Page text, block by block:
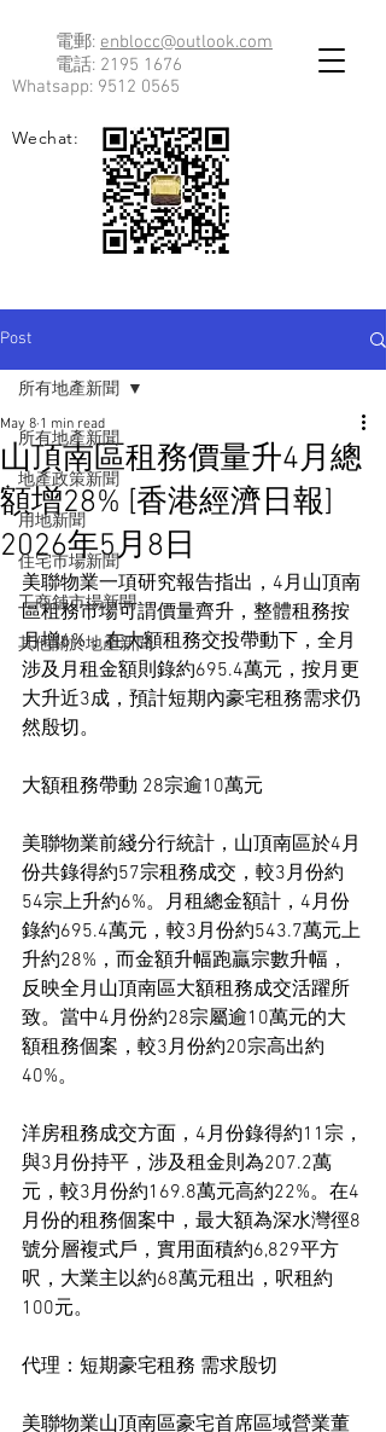
電郵: enblocc@outlook.com
電話: 2195 1676
Whatsapp: 9512 0565
Wechat:
Post
所有地產新聞
地產政策新聞
用地新聞
住宅市場新聞
工商舖市場新聞
其他關於地產新聞
所有地產新聞
山頂南區租務價量升4月總
額增28% [香港經濟日報]
2026年5月8日
May 8 1 min read
美聯物業一項研究報告指出，4月山頂南
區租務市場可謂價量齊升，整體租務按
月增6%，在大額租務交投帶動下，全月
涉及月租金額則錄約695.4萬元，按月更
大升近3成，預計短期內豪宅租務需求仍
然殷切。
大額租務帶動 28宗逾10萬元
美聯物業前綫分行統計，山頂南區於4月
份共錄得約57宗租務成交，較3月份約
54宗上升約6%。月租總金額計，4月份
錄約695.4萬元，較3月份約543.7萬元上
升約28%，而金額升幅跑贏宗數升幅，
反映全月山頂南區大額租務成交活躍所
致。當中4月份約28宗屬逾10萬元的大
額租務個案，較3月份約20宗高出約
40%。
洋房租務成交方面，4月份錄得約11宗，
與3月份持平，涉及租金則為207.2萬
元，較3月份約169.8萬元高約22%。在4
月份的租務個案中，最大額為深水灣徑8
號分層複式戶，實用面積約6,829平方
呎，大業主以約68萬元租出，呎租約
100元。
代理：短期豪宅租務 需求殷切
美聯物業山頂南區豪宅首席區域營業董